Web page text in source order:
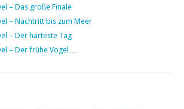
– Das große Finale
– Nachtritt bis zum Meer
– Der härteste Tag
– Der frühe Vogel…